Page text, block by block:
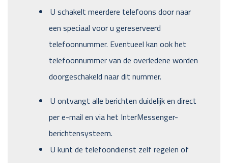
U schakelt meerdere telefoons door naar
een speciaal voor u gereserveerd
telefoonnummer. Eventueel kan ook het
telefoonnummer van de overledene worden
doorgeschakeld naar dit nummer.
U ontvangt alle berichten duidelijk en direct
per e-mail en via het InterMessenger-
berichtensysteem.
U kunt de telefoondienst zelf regelen of